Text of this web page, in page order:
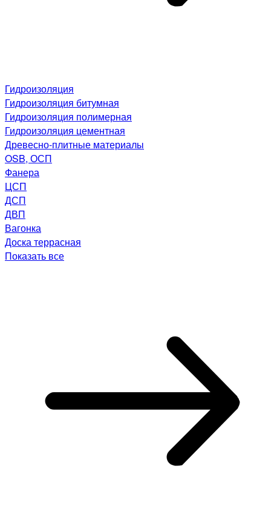
Гидроизоляция
Гидроизоляция битумная
Гидроизоляция полимерная
Гидроизоляция цементная
Древесно-плитные материалы
OSB, ОСП
Фанера
ЦСП
ДСП
ДВП
Вагонка
Доска террасная
Показать все